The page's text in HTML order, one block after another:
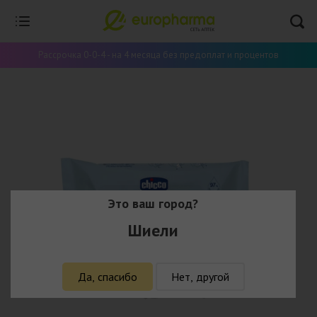
Рассрочка 0-0-4 - на 4 месяца без предоплат и процентов
Это ваш город?
Шиели
Да, спасибо Нет, другой